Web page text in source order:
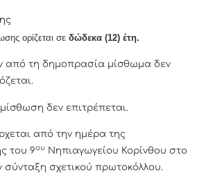
ορίζεται σε δώδεκα (12) έτη.
από τη δημοπρασία μίσθωμα δεν
δεν επιτρέπεται.
από την ημέρα της
του 9ου
Νηπιαγωγείου Κορίνθου στο
σύνταξη σχετικού πρωτοκόλλου.